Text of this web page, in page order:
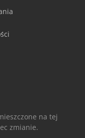
na tej
zmianie.